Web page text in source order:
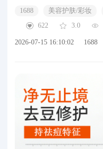
1688 美容护肤/彩妆
622
3.0
2026-07-15 16:10:02 1688